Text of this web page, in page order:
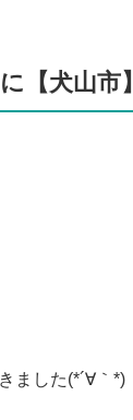
【犬山市】
ました(*´∀｀*)